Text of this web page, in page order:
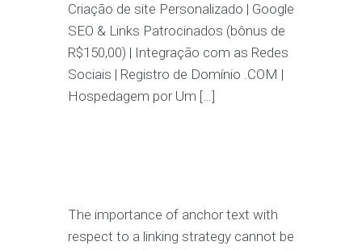
Criação de site Personalizado | Google
SEO & Links Patrocinados (bônus de
R$150,00) | Integração com as Redes
Sociais | Registro de Domínio .COM |
Hospedagem por Um […]
The importance of anchor text with
respect to a linking strategy cannot be